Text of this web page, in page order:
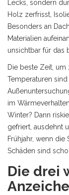
Lecks, sondern
Holz zerfrisst,
Besonders an
Materialien
unsichtbar für das
Die beste Zeit, um
Temperaturen
im
Winter? Dann
gefriert, ausdehnt
Frühjahr, wenn
Schäden sind
Die drei